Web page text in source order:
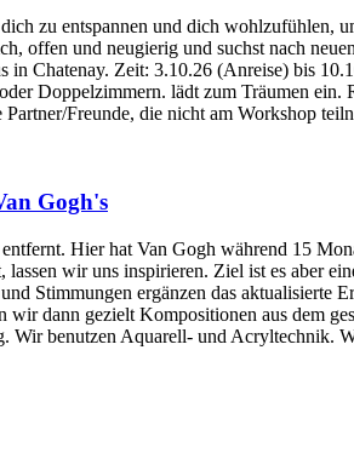
zu entspannen und dich
offen und neugierig und suchst nach
in Chatenay. Zeit: 3.10.26 (Anreise) bis
Doppelzimmern. lädt zum Träumen
Freunde, die nicht am Workshop
Gogh's
Hier hat Van Gogh während 15
wir uns inspirieren. Ziel ist es aber
Stimmungen ergänzen das
dann gezielt Kompositionen aus dem
Wir benutzen Aquarell- und Acryltechnik.